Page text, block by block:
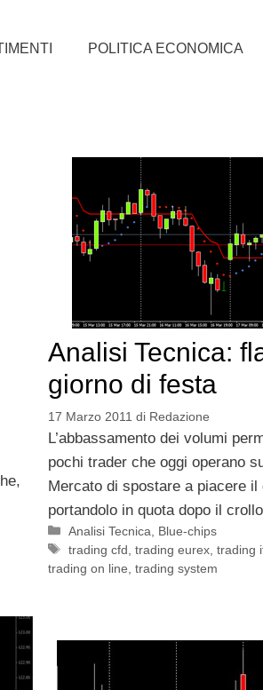
POLITICA ECONOMICA
Analisi Tecnica:
giorno di festa
17 Marzo 2011 di Redazione
L’abbassamento dei volumi
pochi trader che oggi operano
Mercato di spostare a piacere il
portandolo in quota dopo il crollo
Categorie
Analisi Tecnica
Blue-chips
Tag
trading cfd ,trading eurex ,trading
trading on line trading system